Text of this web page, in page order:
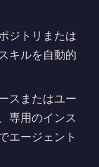
ジトリまたは
キルを自動的
スまたはユー
専用のインス
エージェント